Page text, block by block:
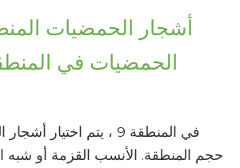
في المنطقة 9 ، يتم
حجم المنطقة. الأنسب القزمة أو شبه